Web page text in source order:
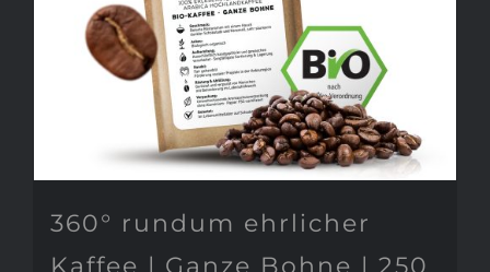
360° rundum ehrlicher